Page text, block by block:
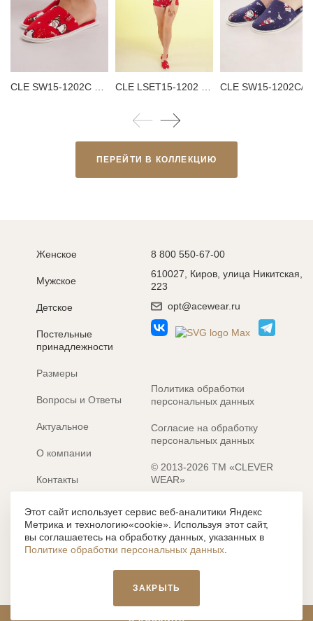
ПЕРЕЙТИ В КОЛЛЕКЦИЮ
Женское
Мужское
Детское
Постельные
принадлежности
Размеры
Вопросы и Ответы
Актуальное
О компании
Контакты
Электронные каталоги
8 800 550-67-00
610027, Киров, улица Никитская,
223
opt@acewear.ru
Политика обработки
персональных данных
Согласие на обработку
персональных данных
© 2013-2026 ТМ «CLEVER
WEAR»
Разработка сайта: MACHAON
Все содержание, представленное или отраженное на сайте
https://clever-style.ru, включая, но не ограничиваясь, текстом,
графикой, фотографиями, иллюстрациями и т.д., являются
объектами авторского права, использование которых, без
письменного разрешения администрации и без активной
влечет наложение ответственности с действующим
Этот сайт использует сервис веб-аналитики Яндекс
Метрика и технологию«cookie». Используя этот сайт,
вы соглашаетесь на обработку данных, указанных в
Политике обработки персональных данных
ЗАКРЫТЬ